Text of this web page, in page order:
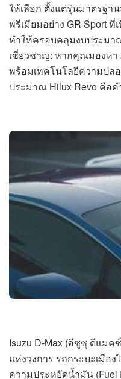
ให้เลือก ตั้งแต่รุ่นมาตรฐา
พรีเมียมอย่าง GR Sport
ทำให้ครอบคลุมงบประม
เชี่ยวชาญ: หากคุณมองห
พร้อมเทคโนโลยีความปล
ประมาณ Hilux Revo คือ
Isuzu D-Max (อีซูซุ ดีแมค
แห่งวงการ รถกระบะเมือ
ความประหยัดน้ำมัน